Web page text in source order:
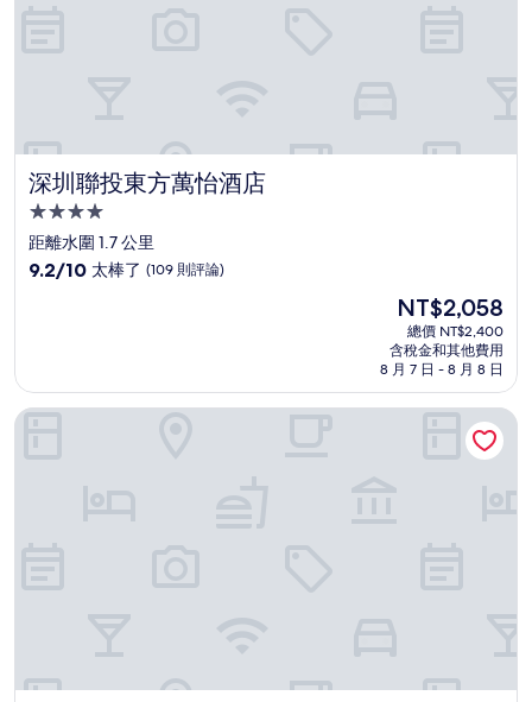
深圳聯投東方萬怡酒店
深圳聯投東方萬怡酒店
4.0
星
級
距離水圍 1.7 公里
9.2
太
棒
9.2/10 太棒了 (109 則評論)
現
在
價
格
為
NT$2,058
NT$2,058
總價 NT$2,400
含稅金和其他費用
8 月 7 日 - 8 月 8 日
深圳寶安華盛希爾頓花園酒店